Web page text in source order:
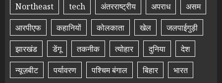
Northeast
tech अंतरराष्ट्रीय अपराध
असम
आरपीएफ
कहानियों कोलकाता खेल
जलपाईगुड़ी
झारखंड
डेंगू तकनीक त्योहार दुनिया
देश
न्यूज़बीट
पर्यावरण पश्चिम बंगाल बिहार भारत